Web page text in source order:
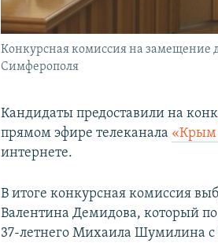
Конкурсная комиссия на замещение
Симферополя
Кандидаты предоставили на
прямом эфире телеканала «Крым
интернете.
В итоге конкурсная комиссия
Валентина Демидова, который по
37-летнего Михаила Шумилина с